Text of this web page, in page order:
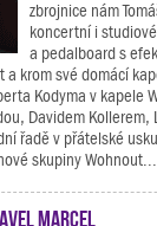
zbrojnice nám
koncertní i
a pedalboard s
a krom své domácí
Kodyma v kapele
Davidem Kollerem,
řadě v přátelské
skupiny Wohnout....
Marcel